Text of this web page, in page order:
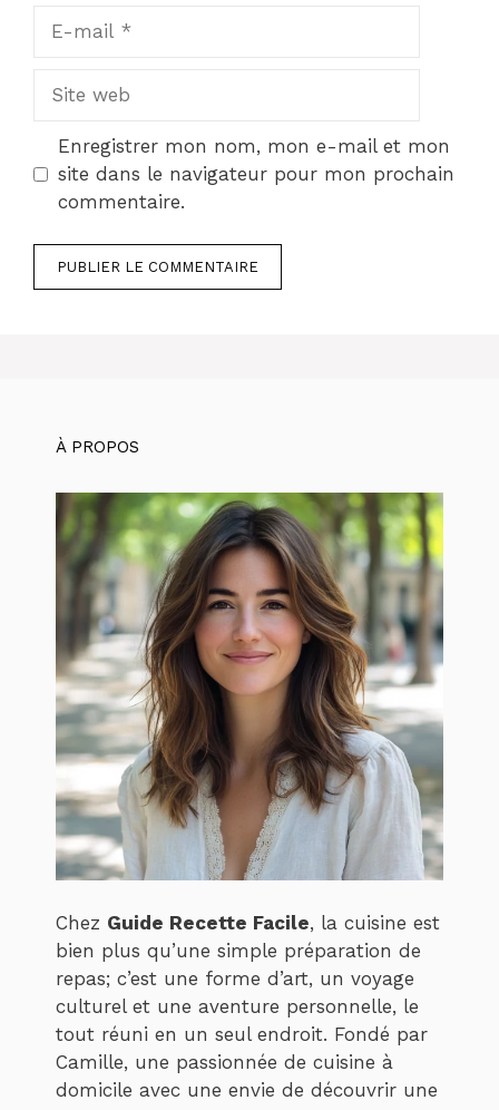
mail
web
Enregistrer mon nom, mon e-mail et mon
site dans le navigateur pour mon prochain
commentaire.
À PROPOS
Chez Guide Recette Facile, la cuisine est
bien plus qu’une simple préparation de
repas; c’est une forme d’art, un voyage
culturel et une aventure personnelle, le
tout réuni en un seul endroit. Fondé par
Camille, une passionnée de cuisine à
domicile avec une envie de découvrir une